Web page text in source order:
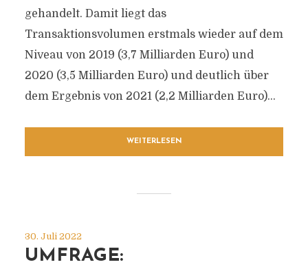
gehandelt. Damit liegt das
Transaktionsvolumen erstmals wieder auf dem
Niveau von 2019 (3,7 Milliarden Euro) und
2020 (3,5 Milliarden Euro) und deutlich über
dem Ergebnis von 2021 (2,2 Milliarden Euro)...
WEITERLESEN
30. Juli 2022
UMFRAGE: